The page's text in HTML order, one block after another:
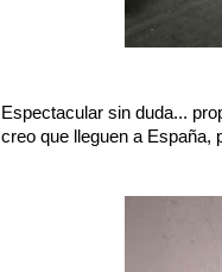
Espectacular sin duda...
creo que lleguen a España,